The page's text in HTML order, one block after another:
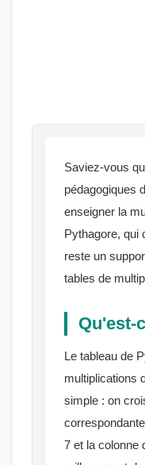
Saviez-vous
pédagogiques
enseigner la
Pythagore, qui
reste un
tables de
Qu'est-
Le tableau de
multiplications
simple : on
7 et la colonne